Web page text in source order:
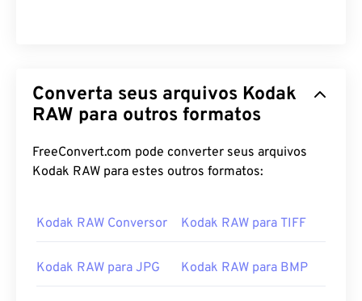
Converta seus arquivos Kodak
RAW para outros formatos
FreeConvert.com pode converter seus arquivos
Kodak RAW para estes outros formatos:
Kodak RAW Conversor Kodak RAW para TIFF
Kodak RAW para JPG Kodak RAW para BMP